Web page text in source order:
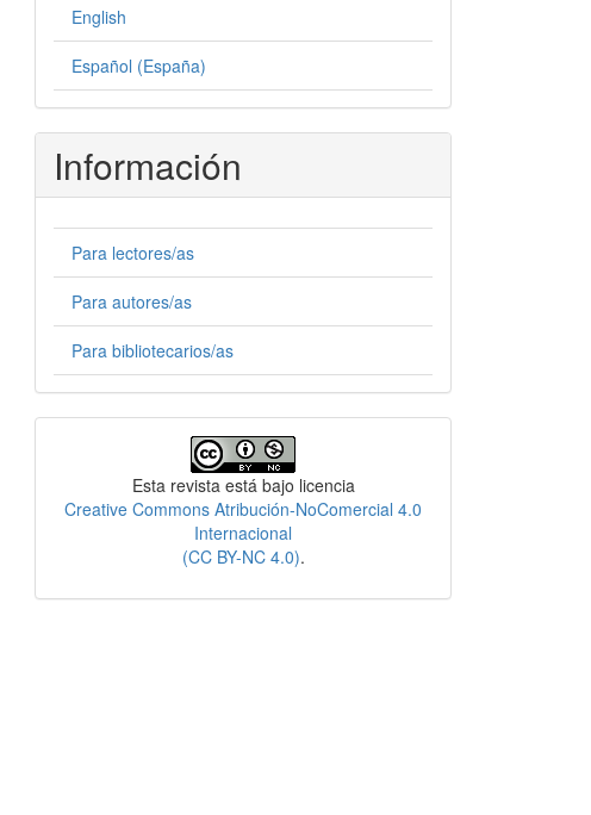
English
Español (España)
Información
Para lectores/as
Para autores/as
Para bibliotecarios/as
Esta revista está bajo licencia
Creative Commons Atribución-NoComercial 4.0
Internacional
(CC BY-NC 4.0).